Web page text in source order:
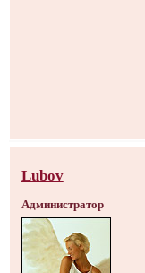
Lubov
Администратор